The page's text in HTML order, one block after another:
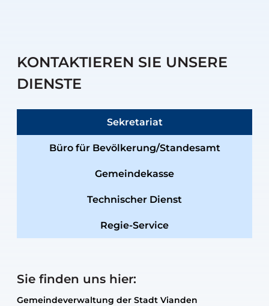
KONTAKTIEREN SIE UNSERE
DIENSTE
Sekretariat
Büro für Bevölkerung/Standesamt
Gemeindekasse
Technischer Dienst
Regie-Service
Sie finden uns hier:
Gemeindeverwaltung der Stadt Vianden
Gemeindeverwaltung der Stadt Vianden
Gemeindeverwaltung der Stadt Vianden
Gemeindeverwaltung der Stadt Vianden
Gemeindewerkstatt der Stadt Vianden